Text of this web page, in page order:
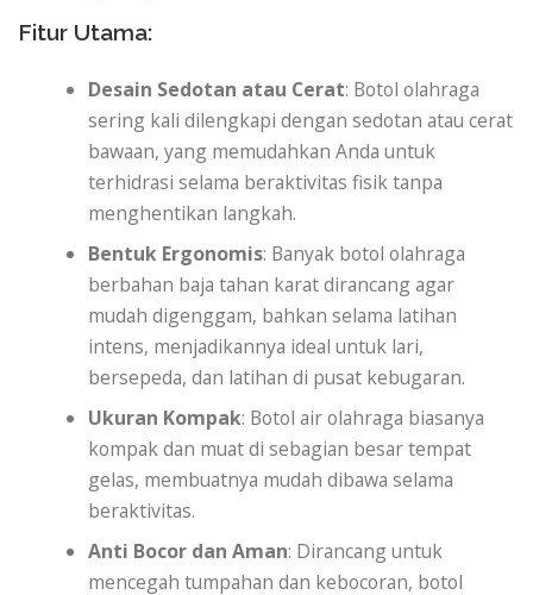
Fitur Utama:
Desain Sedotan atau Cerat: Botol olahraga
sering kali dilengkapi dengan sedotan atau cerat
bawaan, yang memudahkan Anda untuk
terhidrasi selama beraktivitas fisik tanpa
menghentikan langkah.
Bentuk Ergonomis: Banyak botol olahraga
berbahan baja tahan karat dirancang agar
mudah digenggam, bahkan selama latihan
intens, menjadikannya ideal untuk lari,
bersepeda, dan latihan di pusat kebugaran.
Ukuran Kompak: Botol air olahraga biasanya
kompak dan muat di sebagian besar tempat
gelas, membuatnya mudah dibawa selama
beraktivitas.
Anti Bocor dan Aman: Dirancang untuk
mencegah tumpahan dan kebocoran, botol